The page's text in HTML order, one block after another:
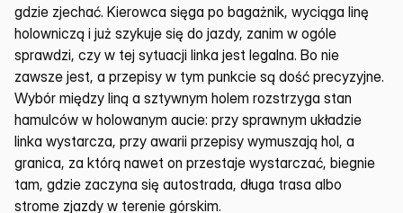
gdzie zjechać. Kierowca sięga po bagażnik, wyciąga linę
holowniczą i już szykuje się do jazdy, zanim w ogóle
sprawdzi, czy w tej sytuacji linka jest legalna. Bo nie
zawsze jest, a przepisy w tym punkcie są dość precyzyjne.
Wybór między liną a sztywnym holem rozstrzyga stan
hamulców w holowanym aucie: przy sprawnym układzie
linka wystarcza, przy awarii przepisy wymuszają hol, a
granica, za którą nawet on przestaje wystarczać, biegnie
tam, gdzie zaczyna się autostrada, długa trasa albo
strome zjazdy w terenie górskim.